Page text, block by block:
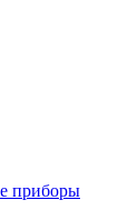
приборы